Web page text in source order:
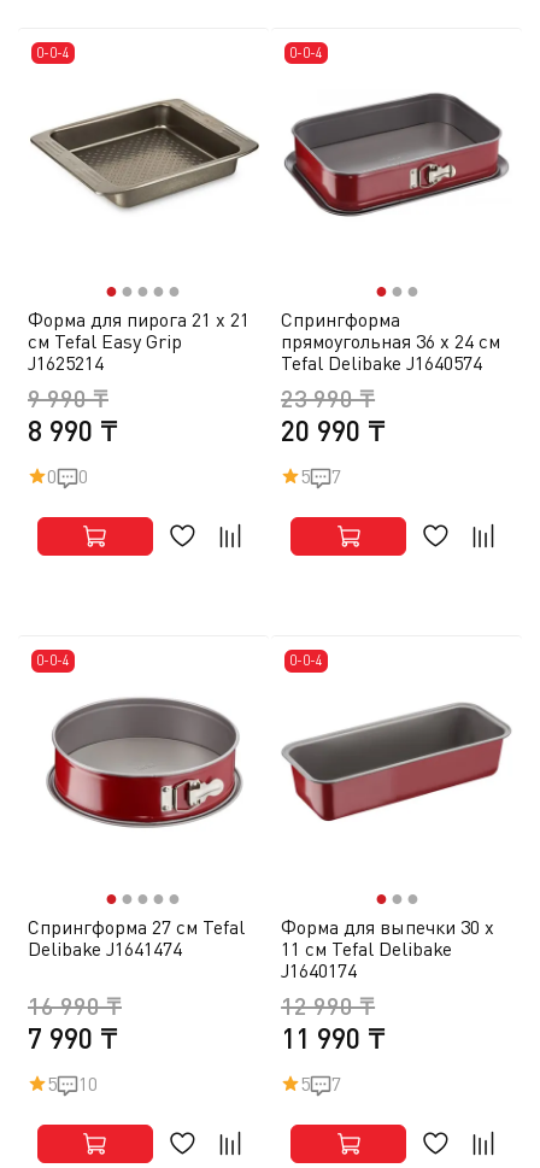
0-0-4
●● ● ● ●
Форма для пирога 21 х 21
см Tefal Easy Grip
J1625214
8 990 ₸
9 990 ₸
0 0
0-0-4
●● ●
Спрингформа
прямоугольная 36 х 24 см
Tefal Delibake J1640574
20 990 ₸
23 990 ₸
5 7
0-0-4
●● ● ● ●
Спрингформа 27 см Tefal
Delibake J1641474
7 990 ₸
16 990 ₸
5 10
0-0-4
●● ●
Форма для выпечки 30 х
11 см Tefal Delibake
J1640174
11 990 ₸
12 990 ₸
5 7